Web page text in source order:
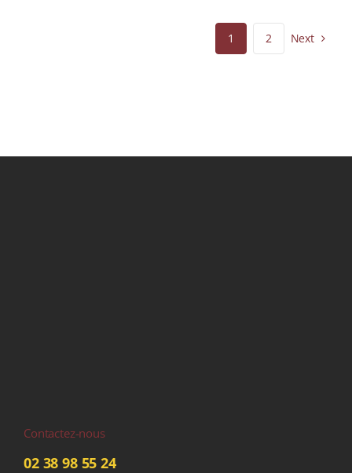
1 2 Next
Contactez-nous
02 38 98 55 24